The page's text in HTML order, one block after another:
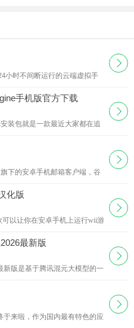
小时不间断运行的云端虚拟手
游戏，如王牌战争、王
下载
手机版官方下载
装包就是一款最近大家都在追
厉害的玩家移植到手机上了
下载
下的安卓手机邮箱客户端，谷
要的邮件、文件和图片
下载
化版
以让你在安卓手机上运行wii游
趣奈何没有闲钱去买游戏机。
下载
最新版
新版是基于腾讯混元大模型的一
能，无论是旅游、工作、学习
下载
于来啦，作为国内最有特色的应
下载